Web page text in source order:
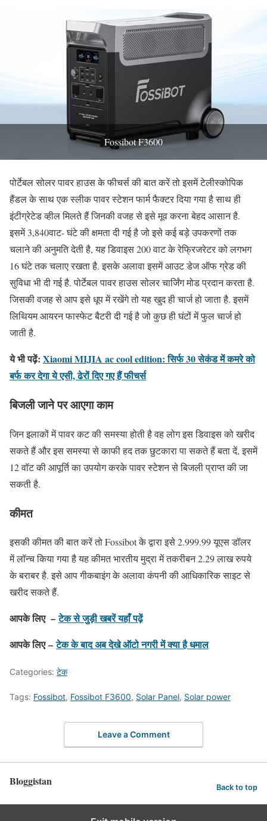
Fossibot F3600
पोर्टेबल सोलर पावर हाउस के फीचर्स की बात करें तो इसमें टेलीस्कोपिक
हैंडल के साथ एक स्लीक पावर स्टेशन फार्म फैक्टर दिया गया है साथ ही
इंटीग्रेटेड व्हील मिलते हैं जिनकी वजह से इसे मूव करना बेहद आसान है.
इसमें 3,840वाट- घंटे की क्षमता दी गई है जो इसे कई बड़े उपकरणों तक
चलाने की अनुमति देती है, यह डिवाइस 200 वाट के रेफ्रिजरेटर को लगभग
16 घंटे तक चलाए रखता है. इसके अलावा इसमें आउट डेज ऑफ ग्रेड की
सुविधा भी दी गई है. पोर्टेबल पावर हाउस सोलर चार्जिंग मोड प्रदान करता है.
जिसकी वजह से आप इसे धूप में रखेंगे तो यह खुद ही चार्ज हो जाता है. इसमें
लिथियम आयरन फास्फेट बैटरी दी गई है जो कुछ ही घंटों में फुल चार्ज हो
जाती है.
ये भी पढ़ें: Xiaomi MIJIA ac cool edition: सिर्फ 30 सेकंड में कमरे को
बर्फ कर देगा ये एसी, ढेरों दिए गए हैं फीचर्स
बिजली जाने पर आएगा काम
जिन इलाकों में पावर कट की समस्या होती है वह लोग इस डिवाइस को खरीद
सकते हैं और इस समस्या से काफी हद तक छुटकारा पा सकते हैं बता दें, इसमें
12 वॉट की आपूर्ति का उपयोग करके पावर स्टेशन से बिजली प्राप्त की जा
सकती है.
कीमत
इसकी कीमत की बात करें तो Fossibot के द्वारा इसे 2.999.99 यूएस डॉलर
में लॉन्च किया गया है यह कीमत भारतीय मुद्रा में तकरीबन 2.29 लाख रुपये
के बराबर है. इसे आप गीकबाइंग के अलावा कंपनी की आधिकारिक साइट से
खरीद सकते हैं.
आपके लिए –टेक से जुड़ी खबरें यहाँ पढ़ें
आपके लिए – टेक के बाद अब देखे ऑटो नगरी में क्या है धमाल
Categories: टेक
Tags: Fossibot, Fossibot F3600, Solar Panel, Solar power
Leave a Comment
Bloggistan Back to top